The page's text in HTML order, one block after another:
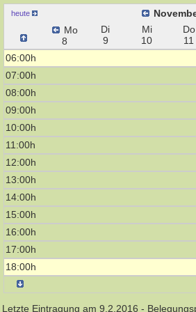
heute
Mo
8
Di
9
Mi
10
Do
11
06:00h
07:00h
08:00h
09:00h
10:00h
11:00h
12:00h
13:00h
14:00h
15:00h
16:00h
17:00h
18:00h
Letzte Eintragung am 9.2.2016 -